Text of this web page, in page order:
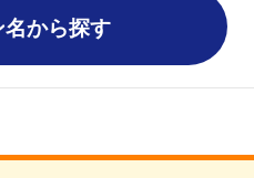
から探す